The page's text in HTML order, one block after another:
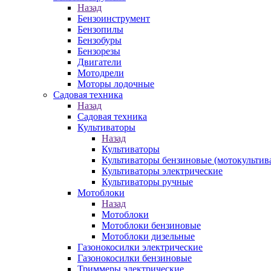
Назад
Бензоинструмент
Бензопилы
Бензобуры
Бензорезы
Двигатели
Мотодрели
Моторы лодочные
Садовая техника
Назад
Садовая техника
Культиваторы
Назад
Культиваторы
Культиваторы бензиновые
Культиваторы электрические
Культиваторы ручные
Мотоблоки
Назад
Мотоблоки
Мотоблоки бензиновые
Мотоблоки дизельные
Газонокосилки электрические
Газонокосилки бензиновые
Триммеры электрические